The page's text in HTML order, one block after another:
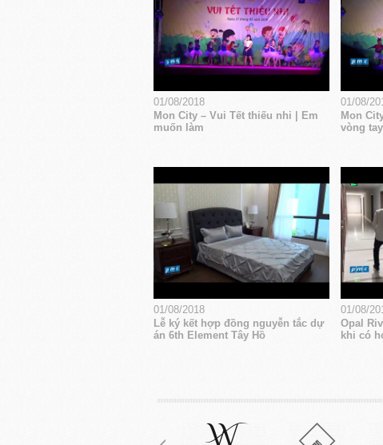
01/08/2018
Mon City – Vui Tết thiếu nhi | Em
muốn làm
01/08/
Mon
vòng
01/08/2018
Lễ ký kết hợp đồng nguyễn tắc dự
án 6th Element Tây Hồ
01/08/
Opal
khi có